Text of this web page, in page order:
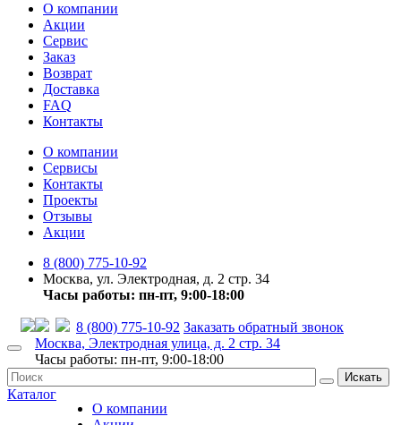
О компании
Акции
Сервис
Заказ
Возврат
Доставка
FAQ
Контакты
О компании
Сервисы
Контакты
Проекты
Отзывы
Акции
8 (800) 775-10-92
Москва, ул. Электродная, д. 2 стр. 34
Часы работы: пн-пт, 9:00-18:00
8 (800) 775-10-92 Заказать обратный звонок
Москва, Электродная улица, д. 2 стр. 34
Часы работы: пн-пт, 9:00-18:00
Искать
Каталог
О компании